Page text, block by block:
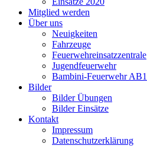
Mitglied werden
Über uns
Neuigkeiten
Fahrzeuge
Feuerwehreinsatzzentrale
Jugendfeuerwehr
Bambini-Feuerwehr AB1
Bilder
Bilder Übungen
Bilder Einsätze
Kontakt
Impressum
Datenschutzerklärung